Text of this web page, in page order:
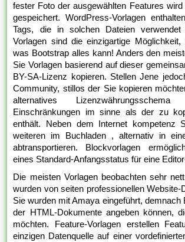
fester Foto der ausgewählten Features
gespeichert. WordPress-Vorlagen
Tags, die in solchen Dateien verwendet
Vorlagen sind die einzigartige
was Bootstrap alles kann! Anders den
Sie Vorlagen basierend auf dieser
BY-SA-Lizenz kopieren. Stellen Jene
Community, stillos der Sie kopieren
alternatives
Einschränkungen im sinne als der zu
enthält. Neben dem Internet kompetenz
weiteren im Buchladen , alternativ in
abtransportieren. Blockvorlagen
eines Standard-Anfangsstatus für eine
Die meisten Vorlagen beobachten sehr
wurden von seiten professionellen Website-
Sie wurden mit Amaya eingeführt, demnach
der HTML-Dokumente angeben können,
möchten. Feature-Vorlagen erstellen
einzigen Datenquelle auf einer